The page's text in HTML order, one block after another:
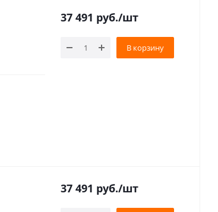
37 491 руб./шт
В корзину
37 491 руб./шт